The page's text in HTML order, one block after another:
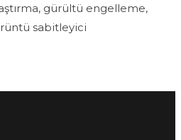
gürültü engelleme,
sabitleyici